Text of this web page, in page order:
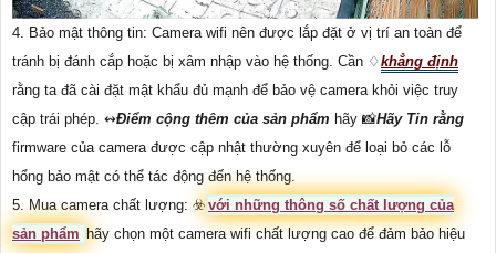
4. Bảo mật thông tin: Camera wifi nên được lắp đặt ở vị trí an toàn để
tránh bị đánh cắp hoặc bị xâm nhập vào hệ thống. Cần ♢khẳng định
rằng ta đã cài đặt mật khẩu đủ mạnh để bảo vệ camera khỏi việc truy
cập trái phép. ↭Điểm cộng thêm của sản phẩm hãy 📸Hãy Tin rằng
firmware của camera được cập nhật thường xuyên để loại bỏ các lỗ
hổng bảo mật có thể tác động đến hệ thống.
5. Mua camera chất lượng: ☣️ với những thông số chất lượng của
sản phẩm hãy chọn một camera wifi chất lượng cao để đảm bảo hiệu